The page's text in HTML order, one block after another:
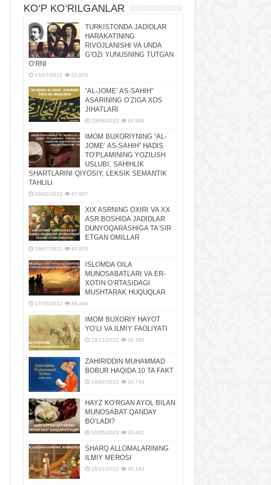
KO‘P KO‘RILGANLAR
TURKISTONDA JADIDLAR
HARAKATINING
RIVOJLANISHI VA UNDA
GʻOZI YUNUSNING TUTGAN
OʻRNI
15/07/2022 52,873
“AL-JOMEʼ AS-SAHIH”
ASARINING OʻZIGA XOS
JIHATLARI
29/08/2022 48,999
IMOM BUXORIYNING “AL-
JOMEʼ AS-SAHIH” HADIS
TOʻPLAMINING YOZILISH
USLUBI, SAHIHLIK
SHARTLARINI QIYOSIY, LЕKSIK SЕMANTIK
TAHLILI
03/02/2022 47,937
XIX ASRNING OXIRI VA XX
ASR BOSHIDA JADIDLAR
DUNYOQARASHIGA TAʼSIR
ETGAN OMILLAR
29/07/2022 40,853
ISLOMDA OILA
MUNOSABATLARI VA ER-
XOTIN OʻRTASIDAGI
MUSHTARAK HUQUQLAR
17/05/2022 39,464
IMOM BUXORIY HAYOT
YOʻLI VA ILMIY FAOLIYATI
15/11/2022 36,395
ZAHIRIDDIN MUHAMMAD
BOBUR HAQIDA 10 TA FAKT
14/02/2022 34,764
HAYZ KOʻRGAN AYOL BILAN
MUNOSABAT QANDAY
BOʻLADI?
18/05/2023 33,461
SHARQ ALLOMALARINING
ILMIY MEROSI
16/11/2022 30,183